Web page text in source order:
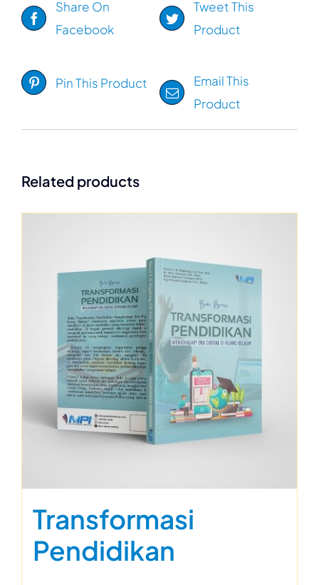
Share On
Facebook
Tweet This
Product
Pin This Product
Email This
Product
Related products
Transformasi
Pendidikan